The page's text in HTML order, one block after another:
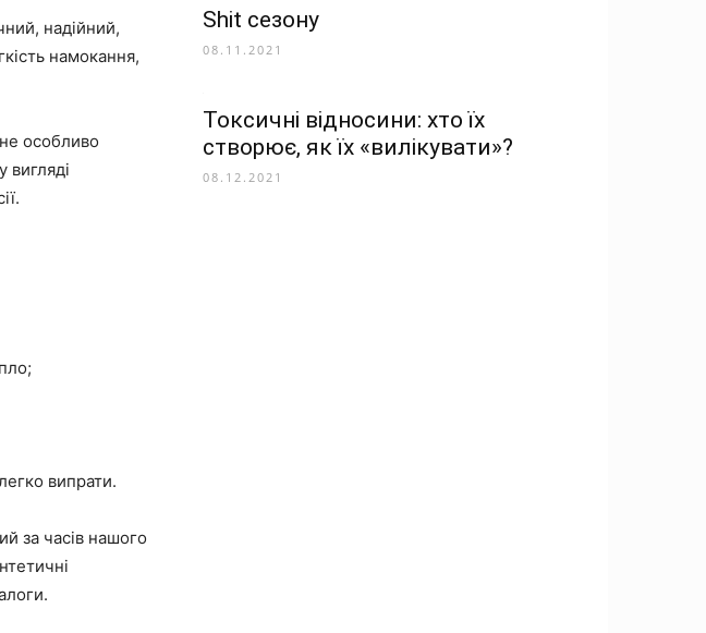
надійний,
намокання,
особливо
випрати.
за часів нашого
Shit сезону
08.11.2021
Токсичні відносини: хто їх
створює, як їх «вилікувати»?
08.12.2021